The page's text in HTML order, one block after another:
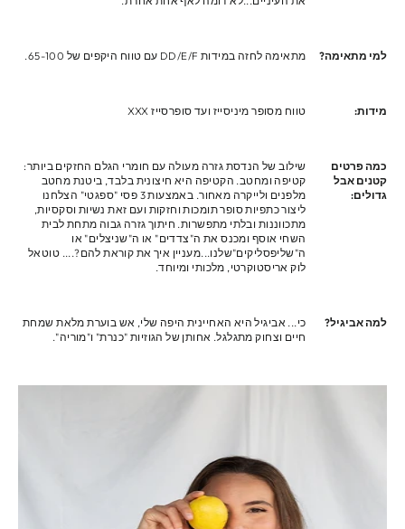
למי מתאימה? מתאימה לחזה במידות DD/E/F עם טווח היקפים של 65-100.
מידות: טווח מסופר מיניסייז ועד סופרסייז XXX
כמה פרטים
קטנים אבל
גדולים:
שילוב של הנדסת גזרה מעולה עם חומרי הגלם החזקים ביותר:
קטיפה ומחטב. הקטיפה היא חיצונית בלבד, ביטנת מחטב
מלפנים ולייקרה מאחור. באמצעות 3 פסי "ספגטי" הצלחנו
ליצור כתפיות סופר תומכות וחזקות ועם זאת נשיות וסקסיות,
מתכווננות ובלתי מתפשרות. חיתוך גזרה גבוה מתחת לבית
השחי אוסף ומכנס את ה"צדדים" או ה"שניצלים" או
ה"שליפסליקים"שלנו...מעניין איך את קוראת להם?.... טוטאל
לוק אריסטוקרטי, מלכותי ומיוחד.
למה אביגיל?
כי... אביגיל היא האחיינית היפה שלי, אש בוערת מלאת שמחת
חיים וצחוק מתגלגל. אחותן של הגוזיות "כנרת" ו"מוריה".